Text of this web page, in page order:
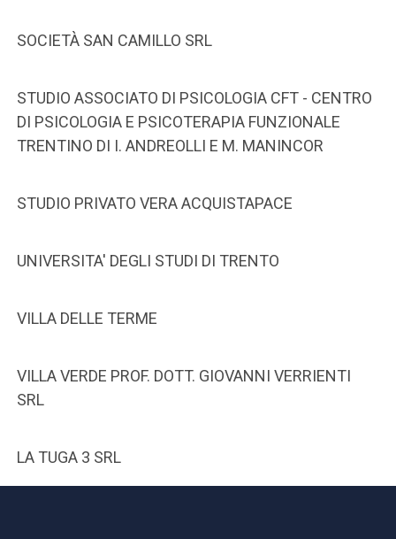
SOCIETÀ SAN CAMILLO SRL
STUDIO ASSOCIATO DI PSICOLOGIA CFT - CENTRO
DI PSICOLOGIA E PSICOTERAPIA FUNZIONALE
TRENTINO DI I. ANDREOLLI E M. MANINCOR
STUDIO PRIVATO VERA ACQUISTAPACE
UNIVERSITA' DEGLI STUDI DI TRENTO
VILLA DELLE TERME
VILLA VERDE PROF. DOTT. GIOVANNI VERRIENTI
SRL
LA TUGA 3 SRL